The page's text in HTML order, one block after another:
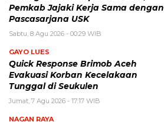
Pemkab Jajaki Kerja Sama dengan
Pascasarjana USK
Sabtu, 8 Agu 2026 - 00:29 WIB
GAYO LUES
Quick Response Brimob Aceh
Evakuasi Korban Kecelakaan
Tunggal di Seukulen
Jumat, 7 Agu 2026 - 17:17 WIB
NAGAN RAYA